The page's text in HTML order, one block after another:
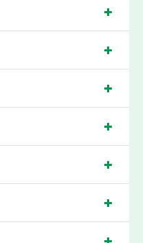
コミで絶大な評価をいただいている